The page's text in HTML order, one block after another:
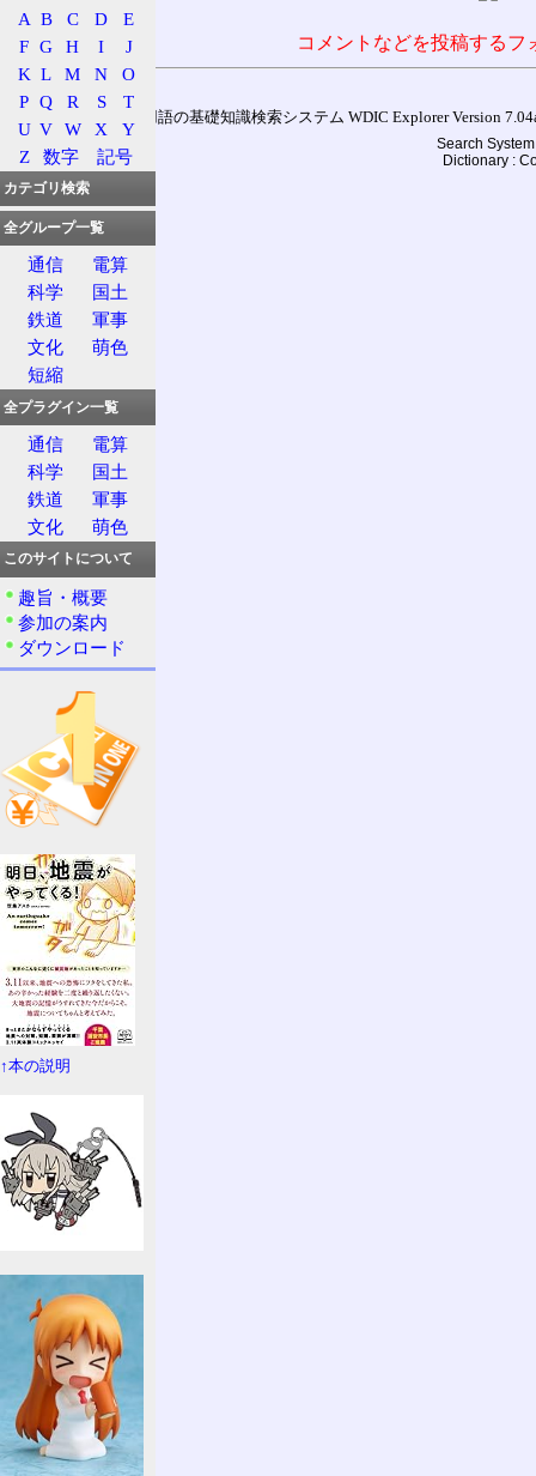
コメントなどを投稿する
通信用語の基礎知識検索システム WDIC Explorer Version
Search
Dictionary :
A B C D
E
F G H I
J
K L M N
O
P Q R S
T
U V W X
Y
Z
数字 記号
カテゴリ検索
全グループ一覧
通信
電算
科学
国土
鉄道
軍事
文化
萌色
短縮
全プラグイン一覧
通信
電算
科学
国土
鉄道
軍事
文化
萌色
このサイトについて
趣旨・概要
参加の案内
ダウンロード
↑本の説明